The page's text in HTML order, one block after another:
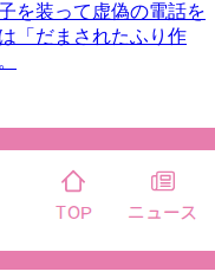
を装って虚偽の電話を
「だまされたふり作